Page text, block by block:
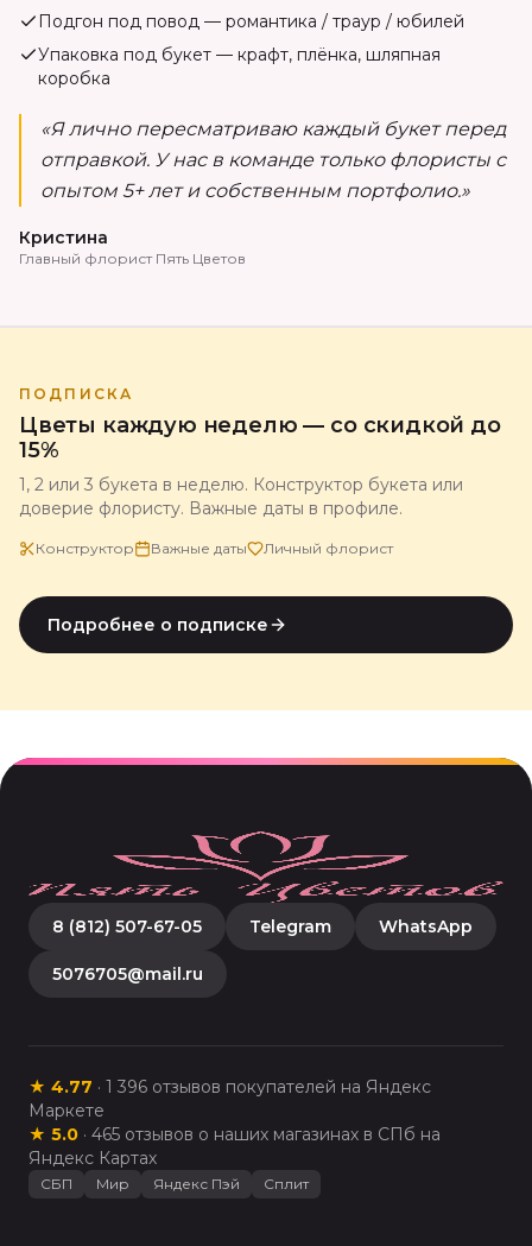
Подгон под повод — романтика / траур / юбилей
Упаковка под букет — крафт, плёнка, шляпная
коробка
«Я лично пересматриваю каждый букет перед
отправкой. У нас в команде только флористы с
опытом 5+ лет и собственным портфолио.»
Кристина
Главный флорист Пять Цветов
ПОДПИСКА
Цветы каждую неделю — со скидкой до
15%
1, 2 или 3 букета в неделю. Конструктор букета или
доверие флористу. Важные даты в профиле.
Конструктор Важные даты Личный флорист
Подробнее о подписке
8 (812) 507-67-05 Telegram WhatsApp
5076705@mail.ru
★ 4.77 · 1 396 отзывов покупателей на Яндекс
Маркете
★ 5.0 · 465 отзывов о наших магазинах в СПб на
Яндекс Картах
СБП Мир Яндекс Пэй Сплит